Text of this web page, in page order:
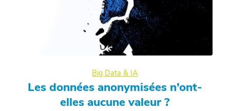
Big Data & IA
Les données anonymisées n’ont-
elles aucune valeur ?